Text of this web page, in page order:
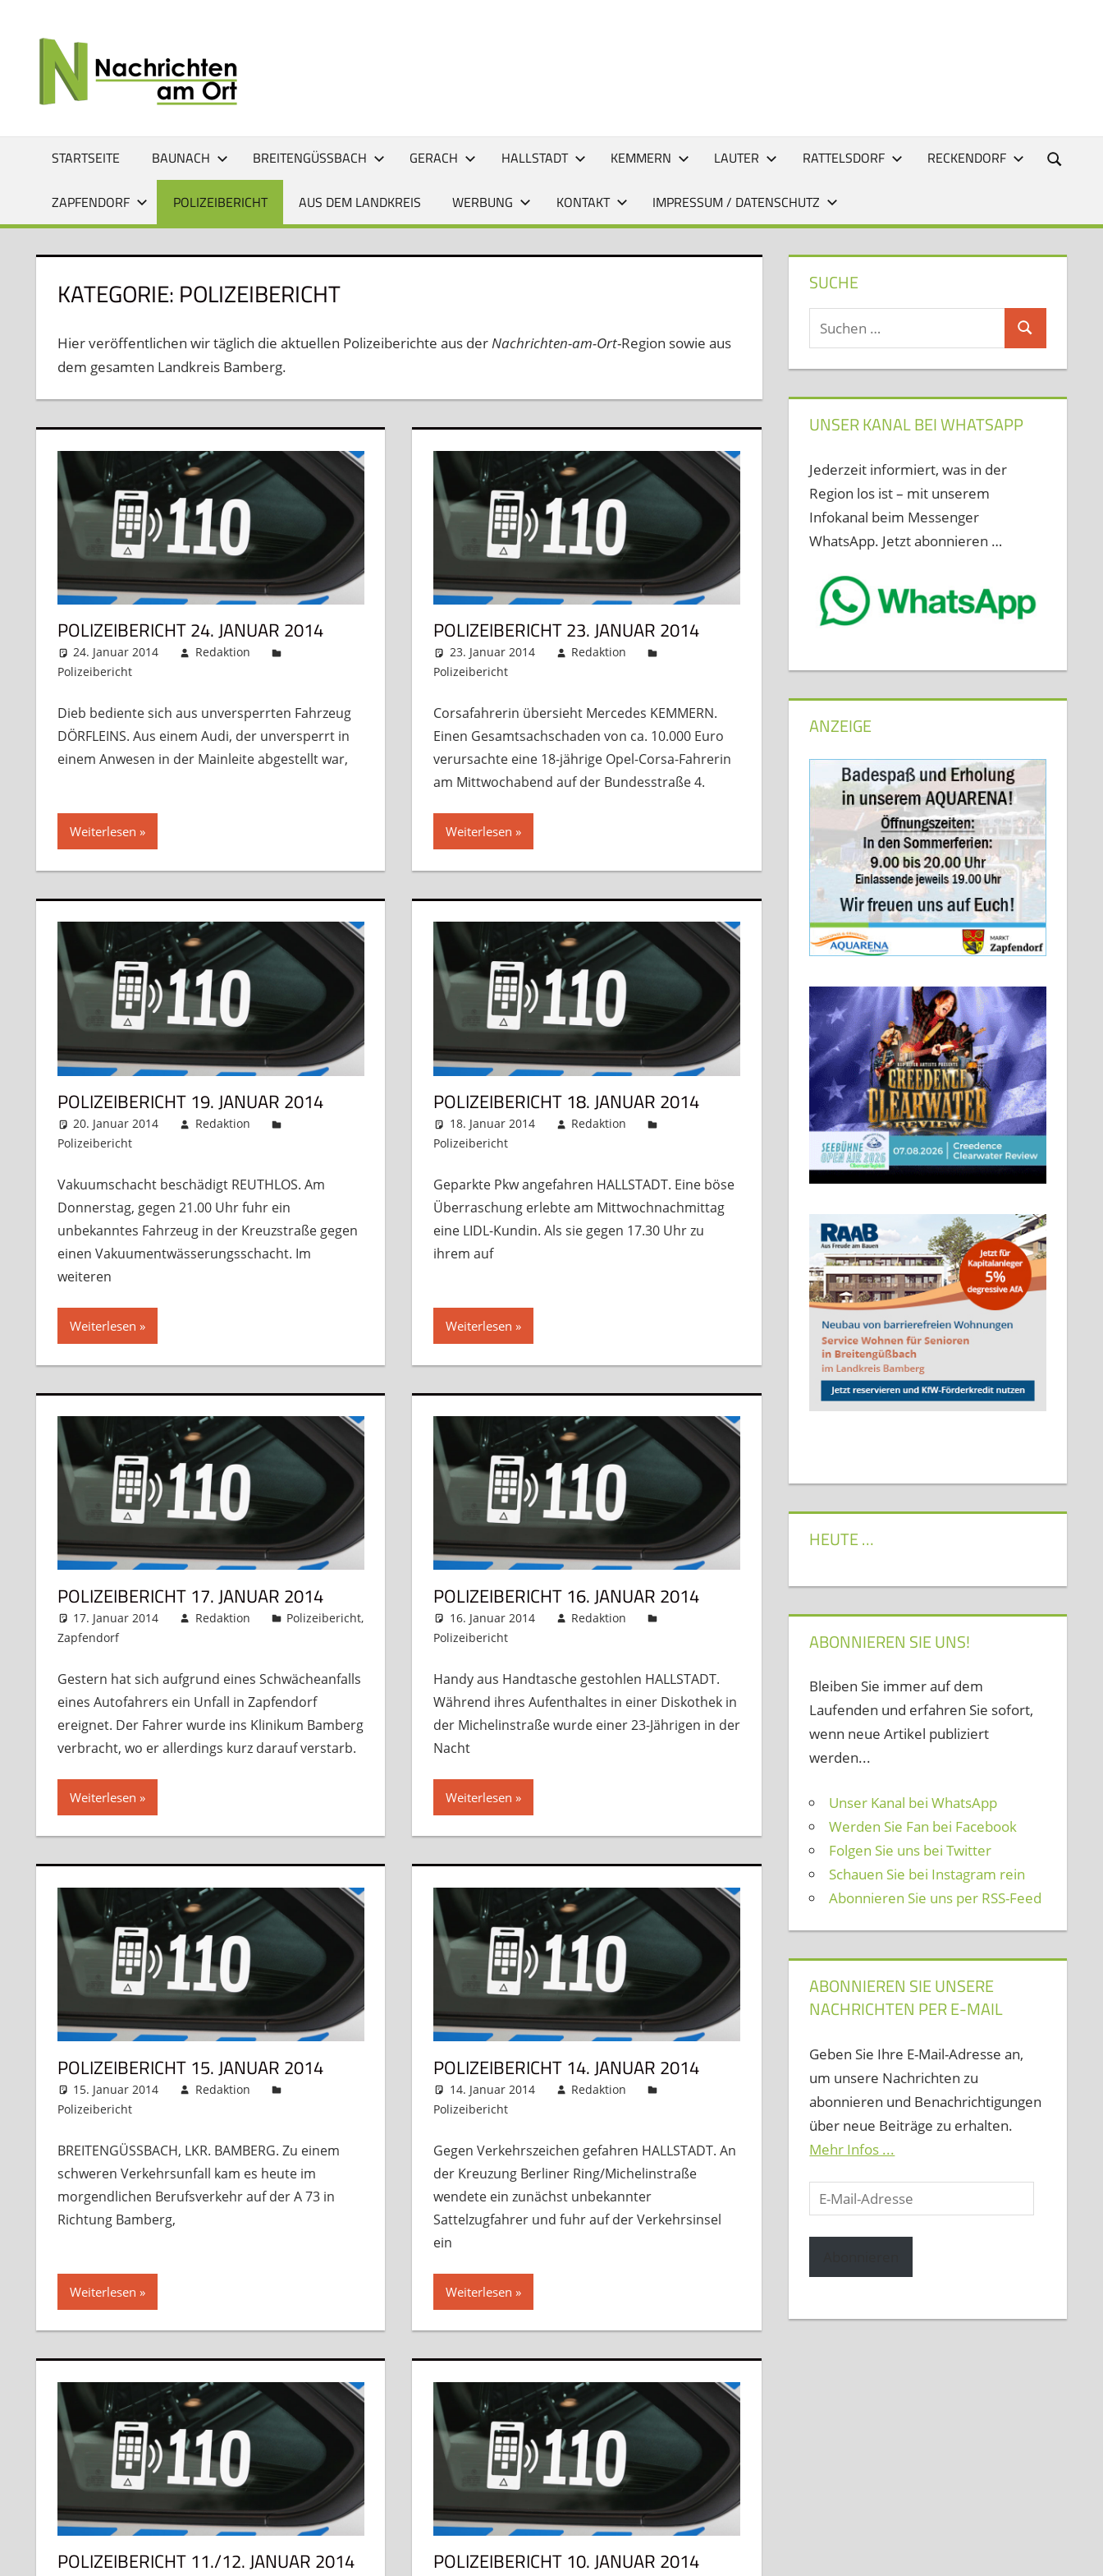
ORT
Lokale
News
Baunach,
Hallstadt,
Lauter,
Rattelsdorf,
Reckendorf
Zapfendorf
STARTSEITE BAUNACH BREITENGÜSSBACH GERACH HALLSTADT KEMMERN LAUTER RATTELSDORF RECKENDORF
ZAPFENDORF POLIZEIBERICHT AUS DEM LANDKREIS WERBUNG KONTAKT IMPRESSUM / DATENSCHUTZ
KATEGORIE: POLIZEIBERICHT
Hier veröffentlichen wir täglich die aktuellen Polizeiberichte aus derNachrichten-am-Ort-Region sowie aus
dem gesamten Landkreis Bamberg.
POLIZEIBERICHT 24. JANUAR 2014
24. Januar 2014
Redaktion
Polizeibericht
Dieb bediente sich aus unversperrten Fahrzeug
DÖRFLEINS. Aus einem Audi, der unversperrt in
einem Anwesen in der Mainleite abgestellt war,
Weiterlesen
POLIZEIBERICHT 23. JANUAR 2014
23. Januar 2014
Redaktion
Polizeibericht
Corsafahrerin übersieht Mercedes KEMMERN.
Einen Gesamtsachschaden von ca. 10.000 Euro
verursachte eine 18-jährige Opel-Corsa-Fahrerin
am Mittwochabend auf der Bundesstraße 4.
Weiterlesen
POLIZEIBERICHT 19. JANUAR 2014
20. Januar 2014
Redaktion
Polizeibericht
Vakuumschacht beschädigt REUTHLOS. Am
Donnerstag, gegen 21.00 Uhr fuhr ein
unbekanntes Fahrzeug in der Kreuzstraße gegen
einen Vakuumentwässerungsschacht. Im
weiteren
Weiterlesen
POLIZEIBERICHT 18. JANUAR 2014
18. Januar 2014
Redaktion
Polizeibericht
Geparkte Pkw angefahren HALLSTADT. Eine böse
Überraschung erlebte am Mittwochnachmittag
eine LIDL-Kundin. Als sie gegen 17.30 Uhr zu
ihrem auf
Weiterlesen
POLIZEIBERICHT 17. JANUAR 2014
17. Januar 2014 Redaktion Polizeibericht,
Zapfendorf
Gestern hat sich aufgrund eines Schwächeanfalls
eines Autofahrers ein Unfall in Zapfendorf
ereignet. Der Fahrer wurde ins Klinikum Bamberg
verbracht, wo er allerdings kurz darauf verstarb.
Weiterlesen
POLIZEIBERICHT 16. JANUAR 2014
16. Januar 2014
Redaktion
Polizeibericht
Handy aus Handtasche gestohlen HALLSTADT.
Während ihres Aufenthaltes in einer Diskothek in
der Michelinstraße wurde einer 23-Jährigen in der
Nacht
Weiterlesen
POLIZEIBERICHT 15. JANUAR 2014
15. Januar 2014
Redaktion
Polizeibericht
BREITENGÜSSBACH, LKR. BAMBERG. Zu einem
schweren Verkehrsunfall kam es heute im
morgendlichen Berufsverkehr auf der A 73 in
Richtung Bamberg,
Weiterlesen
POLIZEIBERICHT 14. JANUAR 2014
14. Januar 2014
Redaktion
Polizeibericht
Gegen Verkehrszeichen gefahren HALLSTADT. An
der Kreuzung Berliner Ring/Michelinstraße
wendete ein zunächst unbekannter
Sattelzugfahrer und fuhr auf der Verkehrsinsel
ein
Weiterlesen
POLIZEIBERICHT 11./12. JANUAR 2014 POLIZEIBERICHT 10. JANUAR 2014
SUCHE
Suchen
nach:
Suchen
UNSER KANAL BEI WHATSAPP
Jederzeit informiert, was in der
Region los ist – mit unserem
Infokanal beim Messenger
WhatsApp. Jetzt abonnieren …
ANZEIGE
HEUTE …
ABONNIEREN SIE UNS!
Bleiben Sie immer auf dem
Laufenden und erfahren Sie sofort,
wenn neue Artikel publiziert
werden...
Unser Kanal bei WhatsApp
Werden Sie Fan bei Facebook
Folgen Sie uns bei Twitter
Schauen Sie bei Instagram rein
Abonnieren Sie uns per RSS-Feed
ABONNIEREN SIE UNSERE
NACHRICHTEN PER E-MAIL
Geben Sie Ihre E-Mail-Adresse an,
um unsere Nachrichten zu
abonnieren und Benachrichtigungen
über neue Beiträge zu erhalten.
Mehr Infos ...
E-
Mail-
Adresse